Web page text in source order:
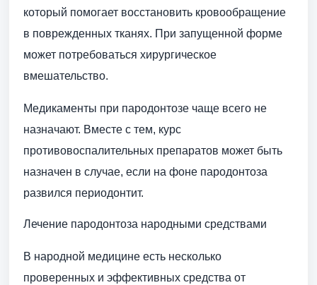
который помогает восстановить кровообращение
в поврежденных тканях. При запущенной форме
может потребоваться хирургическое
вмешательство.
Медикаменты при пародонтозе чаще всего не
назначают. Вместе с тем, курс
противовоспалительных препаратов может быть
назначен в случае, если на фоне пародонтоза
развился периодонтит.
Лечение пародонтоза народными средствами
В народной медицине есть несколько
проверенных и эффективных средства от